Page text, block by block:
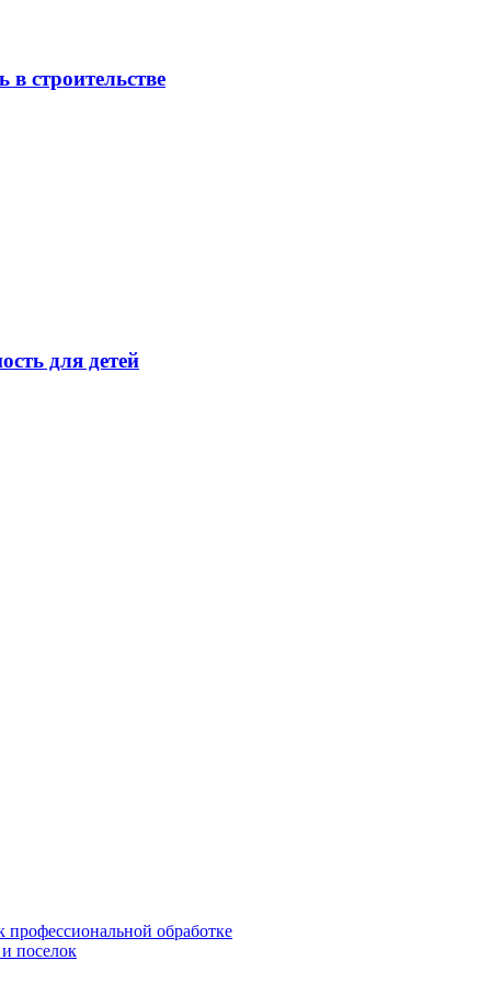
строительстве
для детей
профессиональной обработке
поселок